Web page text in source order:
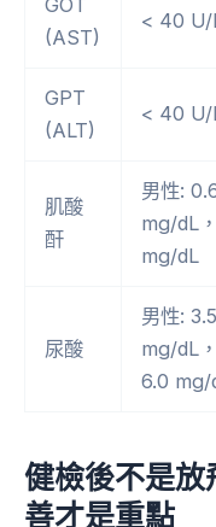
(AST)
< 40 U/
GPT
(ALT)
< 40 U/
肌酸
酐
男性:
mg/dL
mg/dL
尿酸
男性:
mg/dL
6.0 mg/
健檢後不是
善才是重點